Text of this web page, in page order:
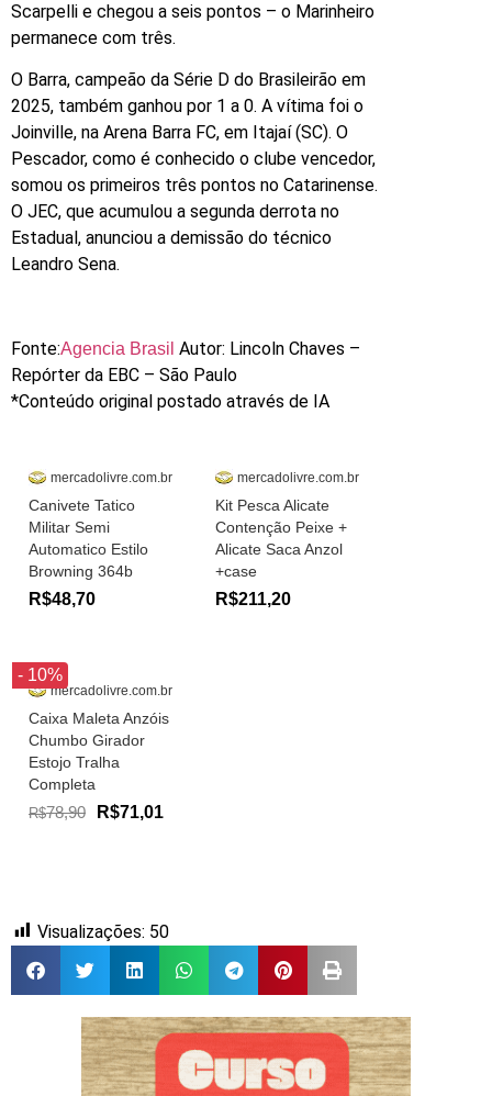
Scarpelli e chegou a seis pontos – o Marinheiro
permanece com três.
O Barra, campeão da Série D do Brasileirão em
2025, também ganhou por 1 a 0. A vítima foi o
Joinville, na Arena Barra FC, em Itajaí (SC). O
Pescador, como é conhecido o clube vencedor,
somou os primeiros três pontos no Catarinense.
O JEC, que acumulou a segunda derrota no
Estadual, anunciou a demissão do técnico
Leandro Sena.
Fonte:Agencia Brasil Autor: Lincoln Chaves –
Repórter da EBC – São Paulo
*Conteúdo original postado através de IA
mercadolivre.com.br
Canivete Tatico
Militar Semi
Automatico Estilo
Browning 364b
R$48,70
mercadolivre.com.br
Kit Pesca Alicate
Contenção Peixe +
Alicate Saca Anzol
+case
R$211,20
- 10%
mercadolivre.com.br
Caixa Maleta Anzóis
Chumbo Girador
Estojo Tralha
Completa
R$78,90 R$71,01
Visualizações: 50